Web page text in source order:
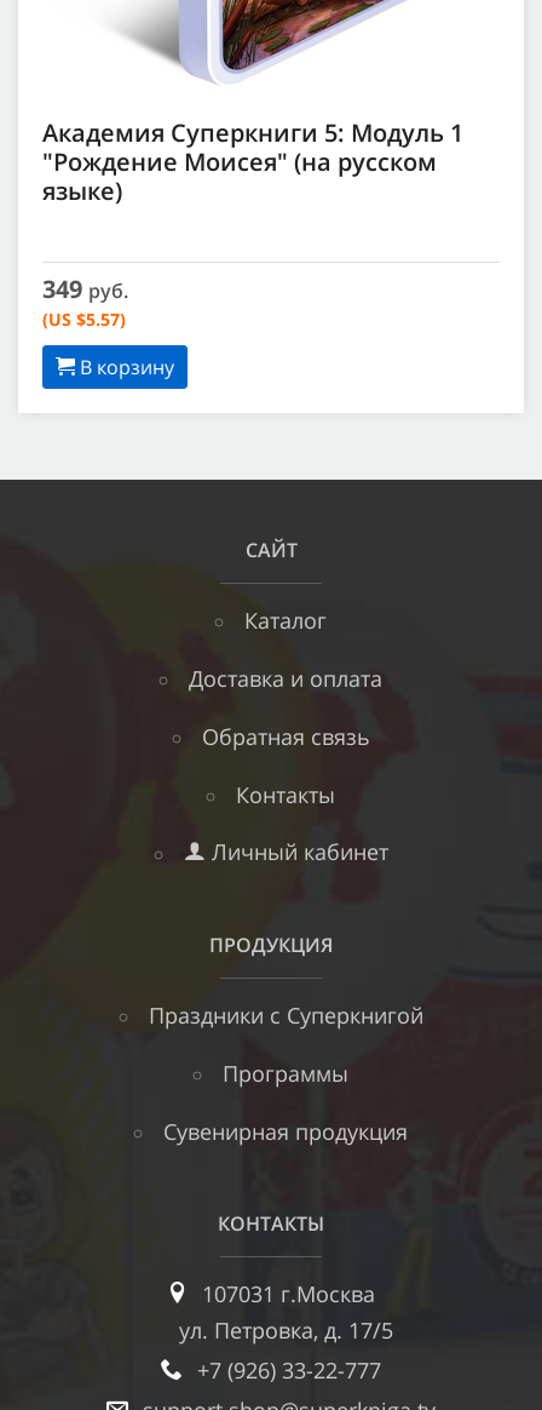
Академия Суперкниги 5: Модуль 1
"Рождение Моисея" (на русском
языке)
349 руб.
(US $5.57)
В корзину
САЙТ
Каталог
Доставка и оплата
Обратная связь
Контакты
Личный кабинет
ПРОДУКЦИЯ
Праздники с Суперкнигой
Программы
Сувенирная продукция
КОНТАКТЫ
107031 г.Москва
ул. Петровка, д. 17/5
+7 (926) 33-22-777